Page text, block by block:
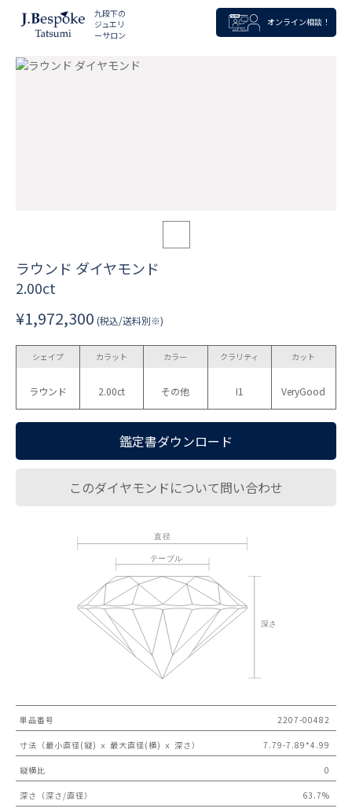
九段下の
ジュエリ
ーサロン
オンライン相談！
ラウンド ダイヤモンド
2.00ct
¥1,972,300 (税込/送料別※)
シェイプ
ラウンド
カラット
2.00ct
カラー
その他
クラリティ
I1
カット
VeryGood
鑑定書ダウンロード
このダイヤモンドについて問い合わせ
単品番号 2207-00482
寸法（最小直径(縦) ｘ 最大直径(横) ｘ 深さ） 7.79-7.89*4.99
縦横比 0
深さ（深さ/直径） 63.7%